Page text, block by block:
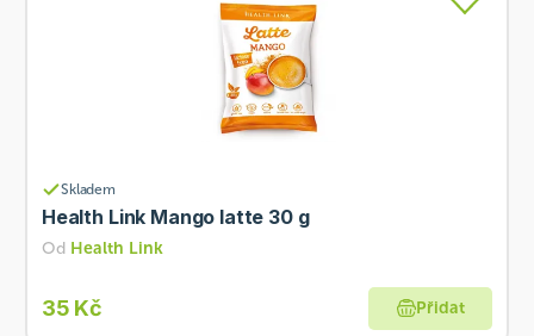
Skladem
Health Link Mango latte 30 g
Od Health Link
35 Kč Přidat